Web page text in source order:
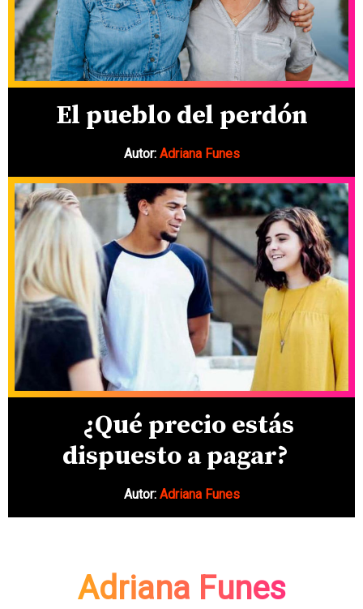
El pueblo del perdón
Autor: Adriana Funes
¿Qué precio estás
dispuesto a pagar?
Autor: Adriana Funes
Adriana Funes